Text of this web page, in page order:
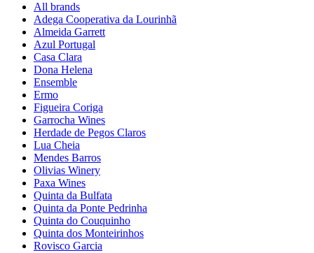
All brands
Adega Cooperativa da Lourinhã
Almeida Garrett
Azul Portugal
Casa Clara
Dona Helena
Ensemble
Ermo
Figueira Coriga
Garrocha Wines
Herdade de Pegos Claros
Lua Cheia
Mendes Barros
Olivias Winery
Paxa Wines
Quinta da Bulfata
Quinta da Ponte Pedrinha
Quinta do Couquinho
Quinta dos Monteirinhos
Rovisco Garcia